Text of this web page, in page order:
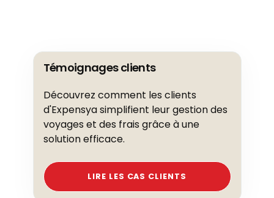
Témoignages clients
Découvrez comment les clients
d'Expensya simplifient leur gestion des
voyages et des frais grâce à une
solution efficace.
LIRE LES CAS CLIENTS